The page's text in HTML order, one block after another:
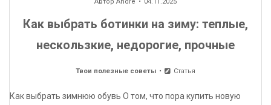
Как выбрать ботинки на зиму: теплые,
нескользкие, недорогие, прочные
Твои полезные советы Статья
Как выбрать зимнюю обувь О том, что пора купить новую